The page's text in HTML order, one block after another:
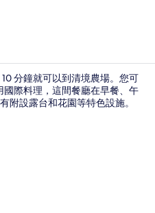
分鐘就可以到清境農場。您可
國際料理，這間餐廳在早餐、午
附設露台和花園等特色設施。